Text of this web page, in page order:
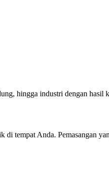
hingga industri dengan hasil
tempat Anda. Pemasangan